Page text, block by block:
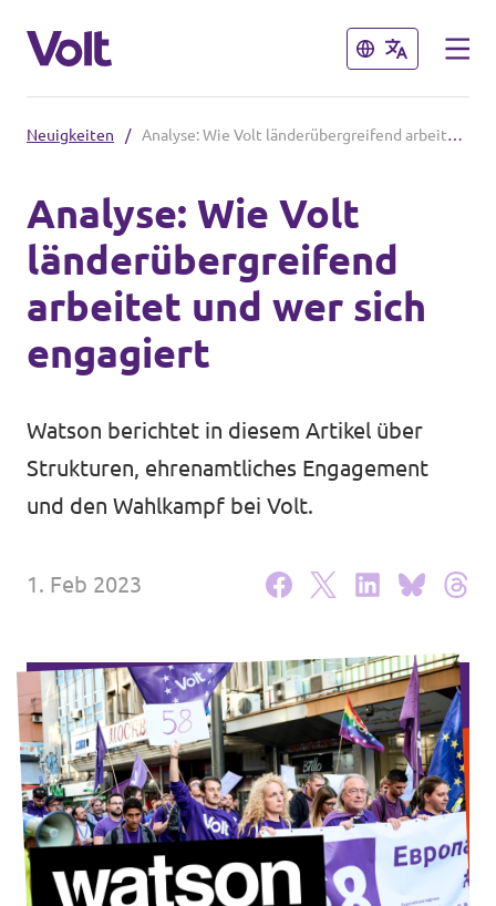
Schließen
Lokale Teams
Volt in Deutschland
Website
Volt Deutschland Merchandise Shop
Schließen
Programm
Über Volt
Neuigkeiten
Mache bei uns mit!
Deine Spende für Volt!
Jobs bei Volt
Neuigkeiten / Analyse: Wie Volt länderübergreifend arbeitet und wer sich engagiert
Analyse: Wie Volt
länderübergreifend
arbeitet und wer sich
engagiert
Watson berichtet in diesem Artikel über
Strukturen, ehrenamtliches Engagement
und den Wahlkampf bei Volt.
1. Feb 2023